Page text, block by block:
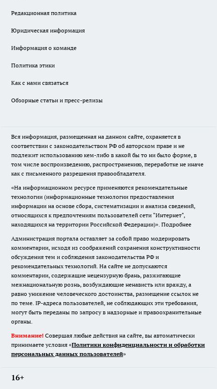
Редакционная политика
Юридическая информация
Информация о команде
Политика этики
Как с нами связаться
Обзорные статьи и пресс-релизы
Вся информация, размещенная на данном сайте, охраняется в
соответствии с законодательством РФ об авторском праве и не
подлежит использованию кем-либо в какой бы то ни было форме, в
том числе воспроизведению, распространению, переработке не иначе
как с письменного разрешения правообладателя.
«На информационном ресурсе применяются рекомендательные
технологии (информационные технологии предоставления
информации на основе сбора, систематизации и анализа сведений,
относящихся к предпочтениям пользователей сети "Интернет",
находящихся на территории Российской Федерации)». Подробнее
Администрация портала оставляет за собой право модерировать
комментарии, исходя из соображений сохранения конструктивности
обсуждения тем и соблюдения законодательства РФ и
рекомендательных технологий. На сайте не допускаются
комментарии, содержащие нецензурную брань, разжигающие
межнациональную рознь, возбуждающие ненависть или вражду, а
равно унижение человеческого достоинства, размещение ссылок не
по теме. IP-адреса пользователей, не соблюдающих эти требования,
могут быть переданы по запросу в надзорные и правоохранительные
органы.
Внимание! Совершая любые действия на сайте, вы автоматически
принимаете условия «Политики конфиденциальности и обработки
персональных данных пользователей»
16+